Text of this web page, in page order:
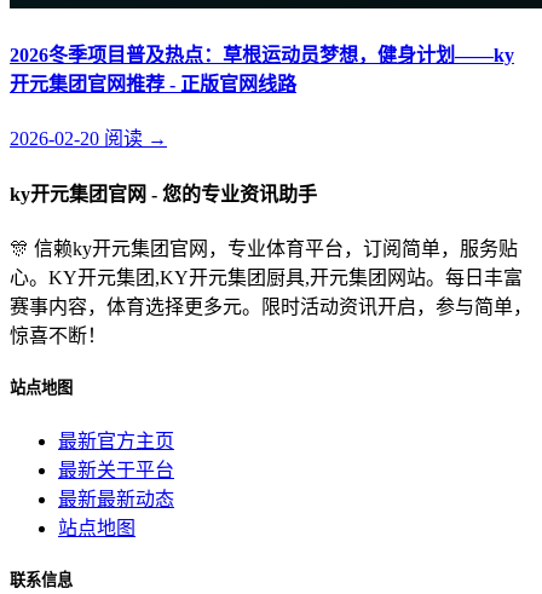
2026冬季项目普及热点：草根运动员梦想，健身计划——ky
开元集团官网推荐 - 正版官网线路
2026-02-20 阅读 →
ky开元集团官网 - 您的专业资讯助手
🎊 信赖ky开元集团官网，专业体育平台，订阅简单，服务贴
心。KY开元集团,KY开元集团厨具,开元集团网站。每日丰富
赛事内容，体育选择更多元。限时活动资讯开启，参与简单，
惊喜不断！
站点地图
最新官方主页
最新关于平台
最新最新动态
站点地图
联系信息